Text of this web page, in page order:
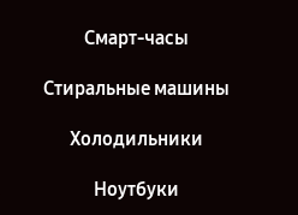
Смарт-часы
Стиральные машины
Холодильники
Ноутбуки